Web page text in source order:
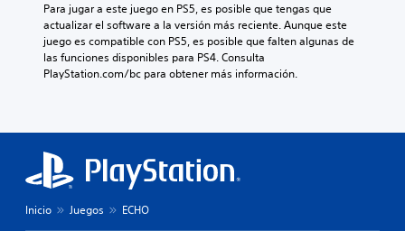
Para jugar a este juego en PS5, es posible que tengas que
actualizar el software a la versión más reciente. Aunque este
juego es compatible con PS5, es posible que falten algunas de
las funciones disponibles para PS4. Consulta
PlayStation.com/bc para obtener más información.
Inicio Juegos ECHO